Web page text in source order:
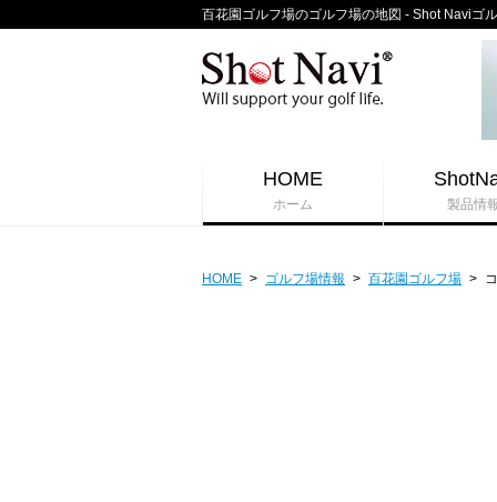
百花園ゴルフ場のゴルフ場の地図 - Shot Naviゴ
HOME
ホーム 製品情
HOME > ゴルフ場情報 > 百花園ゴルフ場 >